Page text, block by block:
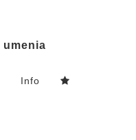
umenia
Info